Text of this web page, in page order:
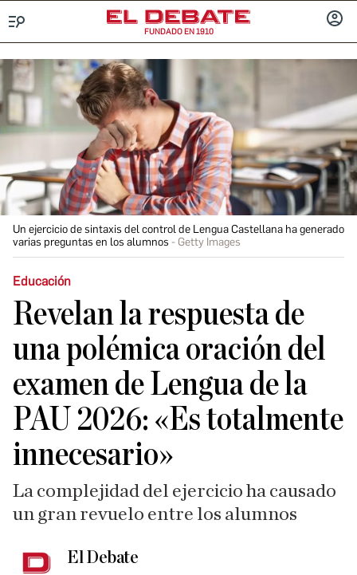
FUNDADO EN 1910
Un ejercicio de sintaxis del control de Lengua Castellana ha generado
varias preguntas en los alumnos
Getty Images
Educación
Revelan la respuesta de
una polémica oración del
examen de Lengua de la
PAU 2026: «Es totalmente
innecesario»
La complejidad del ejercicio ha causado
un gran revuelo entre los alumnos
El Debate